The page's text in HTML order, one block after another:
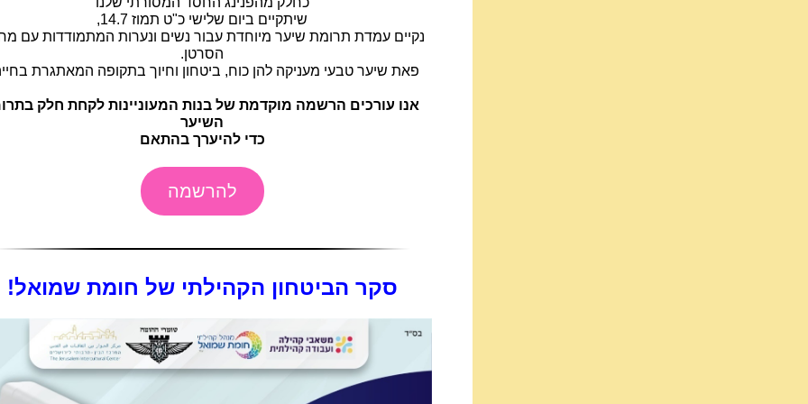
שיתקיים ביום שלישי כ"ט תמוז 14.7,
נקיים עמדת תרומת שיער מיוחדת עבור נשים ונערות המתמודדות עם
הסרטן.
פאת שיער טבעי מעניקה להן כוח, ביטחון וחיוך בתקופה המאתגרת
אנו עורכים הרשמה מוקדמת של בנות המעוניינות לקחת חלק
השיער
כדי להיערך בהתאם
להרשמה
סקר הביטחון הקהילתי של חומת שמואל!